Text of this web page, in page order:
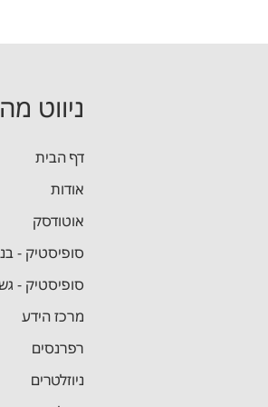
ניווט
דף הבית
אודות
אוטודסק
סופיסטיק -
סופיסטיק -
מרכז הידע
רפרנסים
ניוזלטרים